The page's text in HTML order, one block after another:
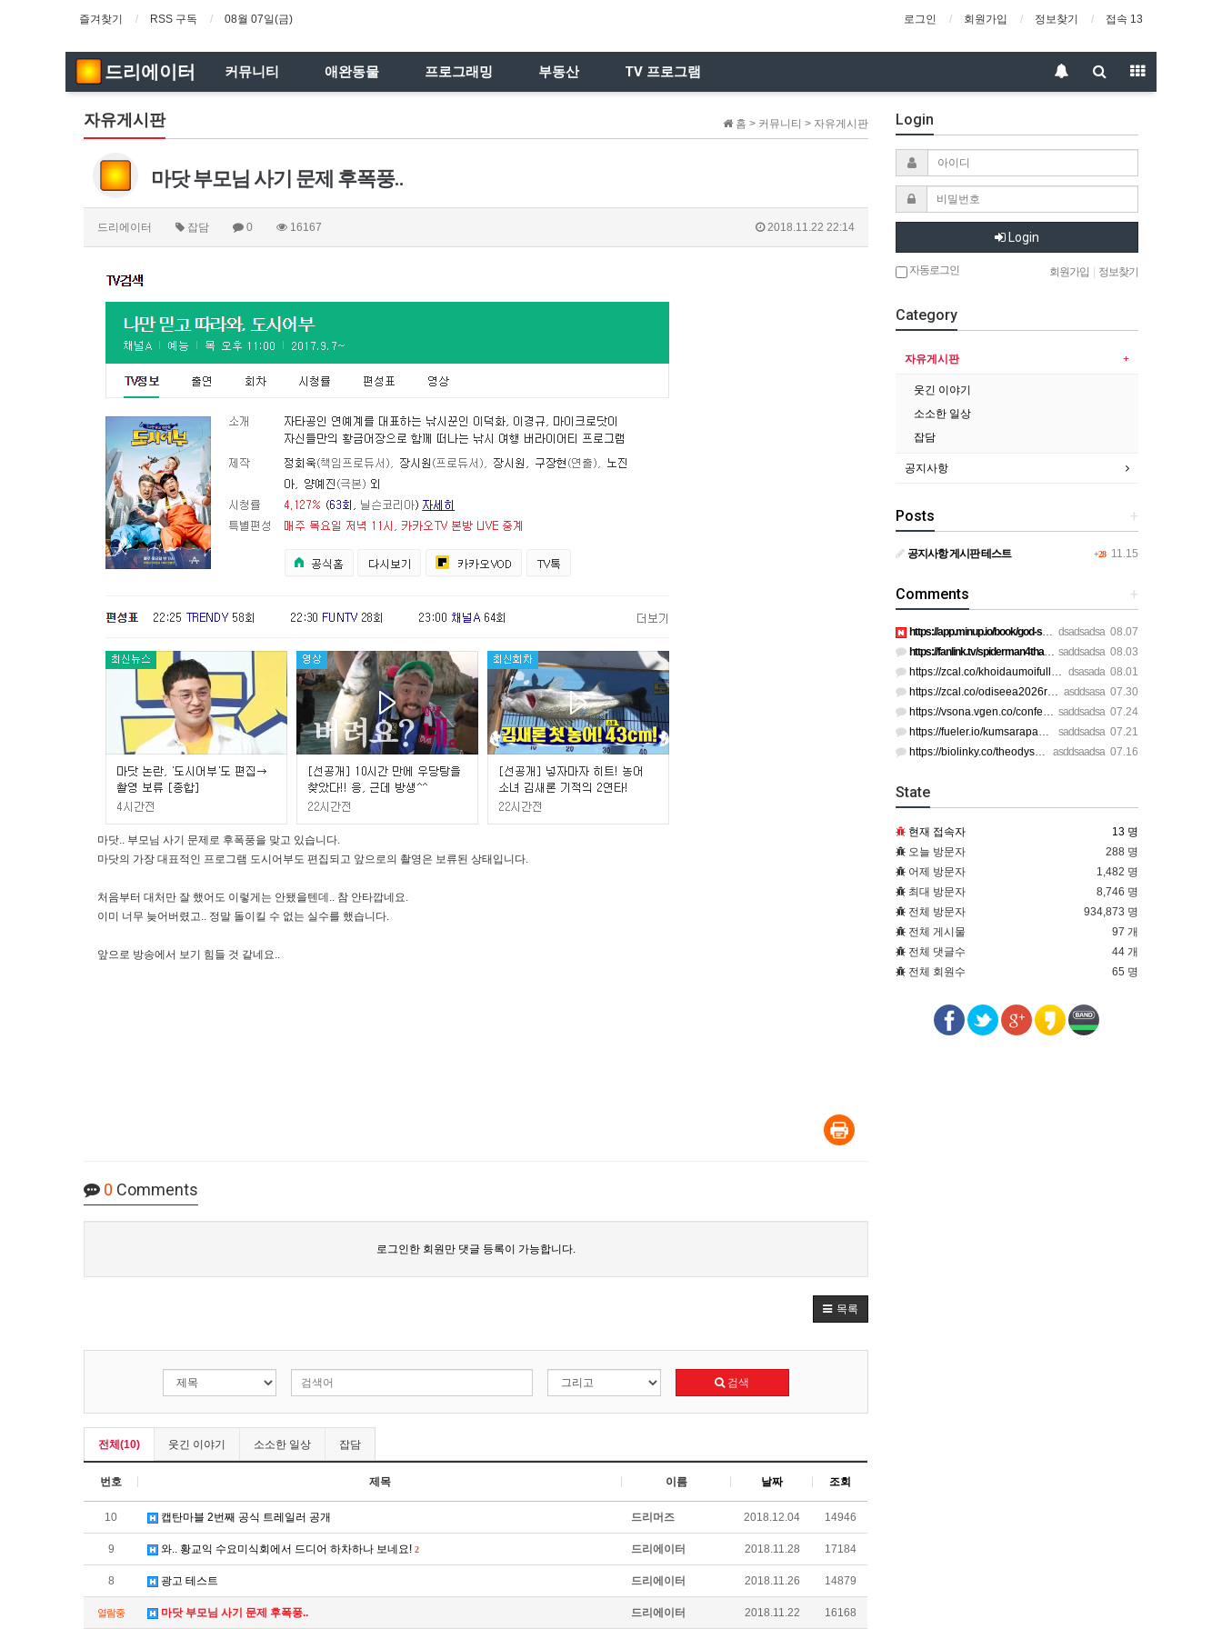
즐겨찾기 RSS 구독 08월 07일(금) 로그인 회원가입 정보찾기 접속 13
드리에이터 커뮤니티 애완동물 프로그래밍 부동산 TV 프로그램
홈 > 커뮤니티 > 자유게시판
자유게시판
마닷 부모님 사기 문제 후폭풍..
드리에이터 잡담 0 16167 2018.11.22 22:14
마닷.. 부모님 사기 문제로 후폭풍을 맞고 있습니다.
마닷의 가장 대표적인 프로그램 도시어부도 편집되고 앞으로의 촬영은 보류된 상태입니다.
처음부터 대처만 잘 했어도 이렇게는 안됐을텐데.. 참 안타깝네요.
이미 너무 늦어버렸고.. 정말 돌이킬 수 없는 실수를 했습니다.
앞으로 방송에서 보기 힘들 것 같네요..
0 Comments
로그인한 회원만 댓글 등록이 가능합니다.
목록
검색
전체(10) 웃긴 이야기 소소한 일상 잡담
번호 제목 이름 날짜 조회
10 캡탄마블 2번째 공식 트레일러 공개 드리머즈 2018.12.04 14946
9 와.. 황교익 수요미식회에서 드디어 하차하나 보네요! 2 드리에이터 2018.11.28 17184
8 광고 테스트 드리에이터 2018.11.26 14879
열람중 마닷 부모님 사기 문제 후폭풍.. 드리에이터 2018.11.22 16168
Login
Login
자동로그인 회원가입 정보찾기
Category
자유게시판
웃긴 이야기
소소한 일상
잡담
공지사항
+
Posts
+28 11.15
공지사항 게시판 테스트
+
Comments
dsadsadsa 08.07
https://app.minup.io/book/god-skin-fullthaihd https://app.mi…
saddsadsa 08.03
https://fanlink.tv/spiderman4thaifhdq https://fanlink.tv/spi…
dsasada 08.01
https://zcal.co/khoidaumoifullau https://zcal.co/spiderman4p…
asddsasa 07.30
https://zcal.co/odiseea2026romana https://zcal.co/odiseeavez…
saddsadsa 07.24
https://vsona.vgen.co/confessionsofashamanfhdthai https://de…
saddsadsa 07.21
https://fueler.io/kumsarapapkhongfhdq https://fueler.io/kums…
asddsaadsa 07.16
https://biolinky.co/theodysseyfhdthai https://biolinky.co/th…
State
현재 접속자
13 명
오늘 방문자
288 명
어제 방문자
1,482 명
최대 방문자
8,746 명
전체 방문자
934,873 명
전체 게시물
97 개
전체 댓글수
44 개
전체 회원수
65 명